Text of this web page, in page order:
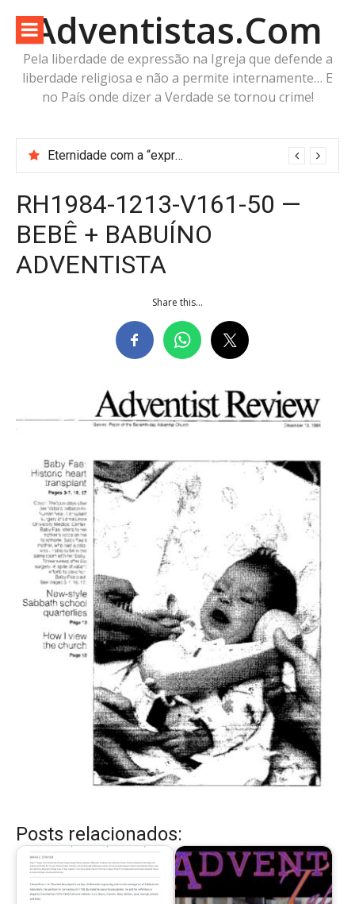
para
conteúdo
Adventistas.Com
Pela liberdade de expressão na Igreja que defende a
liberdade religiosa e não a permite internamente… E
no País onde dizer a Verdade se tornou crime!
Eternidade com a “expressa imagem do Pai” ou futuro incerto com a “imagem da Besta”?
RH1984-1213-V161-50 —
BEBÊ + BABUÍNO
ADVENTISTA
Share this...
Posts relacionados: